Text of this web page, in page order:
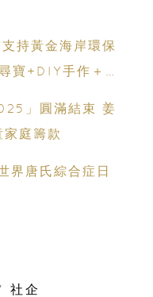
持黃金海岸環保
+DIY手作＋慈
」圓滿結束 姜
庭籌款
界唐氏綜合症日
社企